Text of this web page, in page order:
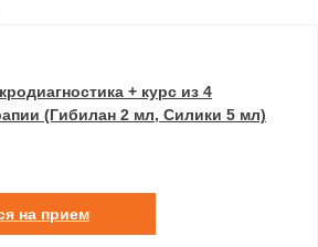
+ курс из 4
(Гибилан 2 мл, Силики 5 мл)
на прием